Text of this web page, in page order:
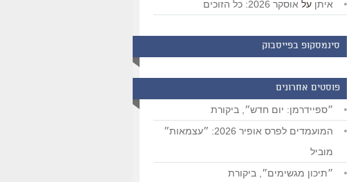
איתן על אוסקר 2026: כל הזוכים
סינמסקופ בפייסבוק
פוסטים אחרונים
״ספיידרמן: יום חדש״, ביקורת
המועמדים לפרס אופיר 2026: ״עצמאות״
מוביל
״תיכון מגשימים״, ביקורת